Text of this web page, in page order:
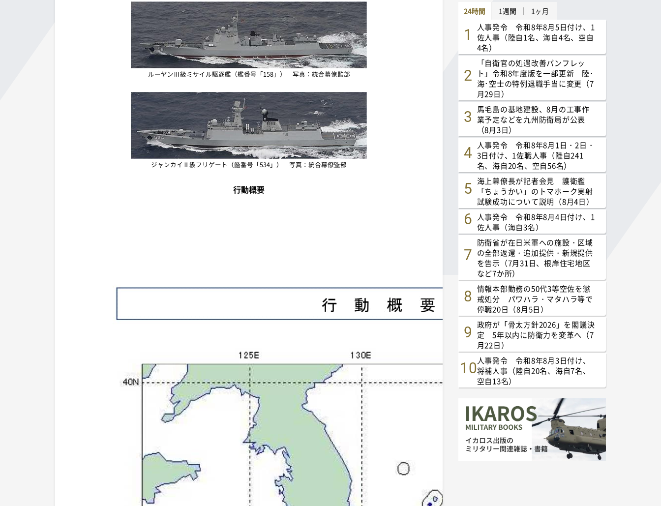
ルーヤンⅢ級ミサイル駆逐艦（艦番号「158」） 写真：統合幕僚監部
ジャンカイⅡ級フリゲート（艦番号「534」） 写真：統合幕僚監部
行動概要
24時間 1週間 1ヶ月
人事発令 令和8年8月5日付け、1
佐人事（陸自1名、海自4名、空自
4名）
「自衛官の処遇改善パンフレッ
ト」令和8年度版を一部更新 陸･
海･空士の特例退職手当に変更（7
月29日）
馬毛島の基地建設、8月の工事作
業予定などを九州防衛局が公表
（8月3日）
人事発令 令和8年8月1日・2日・
3日付け、1佐職人事（陸自241
名、海自20名、空自56名）
海上幕僚長が記者会見 護衛艦
「ちょうかい」のトマホーク実射
試験成功について説明（8月4日）
人事発令 令和8年8月4日付け、1
佐人事（海自3名）
防衛省が在日米軍への施設・区域
の全部返還・追加提供・新規提供
を告示（7月31日、根岸住宅地区
など7か所）
情報本部勤務の50代3等空佐を懲
戒処分 パワハラ・マタハラ等で
停職20日（8月5日）
政府が「骨太方針2026」を閣議決
定 5年以内に防衛力を変革へ（7
月22日）
人事発令 令和8年8月3日付け、
将補人事（陸自20名、海自7名、
空自13名）